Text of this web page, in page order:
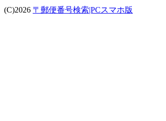
(C)2026 〒郵便番号検索|PCスマホ版